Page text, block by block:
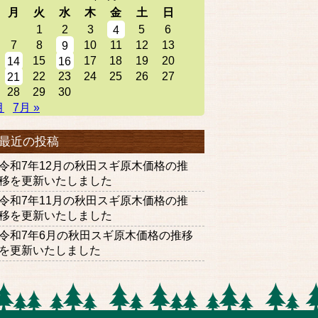
月
火 水 木 金 土
日
1
2 3 4 5
6
7
8 9 10 11 12
13
14
15 16 17 18 19
20
21
22 23 24 25 26
27
28
29
30
7月 »
近の投稿
和7年12月の秋田スギ原木価格の推
を更新いたしました
和7年11月の秋田スギ原木価格の推
を更新いたしました
和7年6月の秋田スギ原木価格の推移
更新いたしました